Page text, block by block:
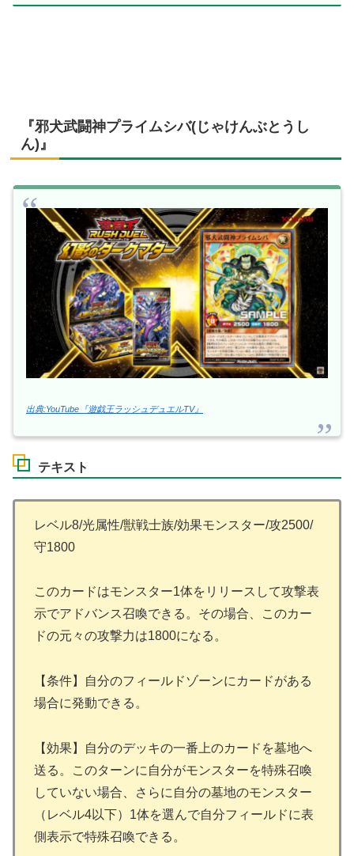
『邪犬武闘神プライムシバ(じゃけんぶとうし
ん)』
出典:YouTube『遊戯王ラッシュデュエルTV』
テキスト
レベル8/光属性/獣戦士族/効果モンスター/攻2500/
守1800
このカードはモンスター1体をリリースして攻撃表
示でアドバンス召喚できる。その場合、このカー
ドの元々の攻撃力は1800になる。
【条件】自分のフィールドゾーンにカードがある
場合に発動できる。
【効果】自分のデッキの一番上のカードを墓地へ
送る。このターンに自分がモンスターを特殊召喚
していない場合、さらに自分の墓地のモンスター
（レベル4以下）1体を選んで自分フィールドに表
側表示で特殊召喚できる。